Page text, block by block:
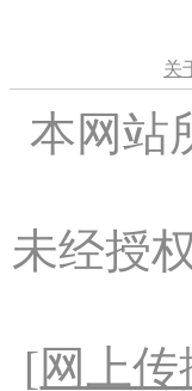
关
本网站
未经授
[网上